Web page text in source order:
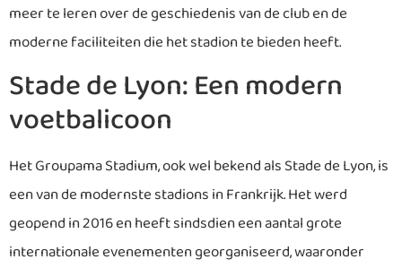
meer te leren over de geschiedenis van de club en de
moderne faciliteiten die het stadion te bieden heeft.
Stade de Lyon: Een modern
voetbalicoon
Het Groupama Stadium, ook wel bekend als Stade de Lyon, is
een van de modernste stadions in Frankrijk. Het werd
geopend in 2016 en heeft sindsdien een aantal grote
internationale evenementen georganiseerd, waaronder